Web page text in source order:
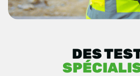
DES